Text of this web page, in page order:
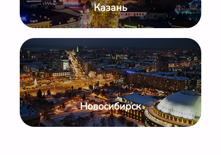
Казань
Новосибирск